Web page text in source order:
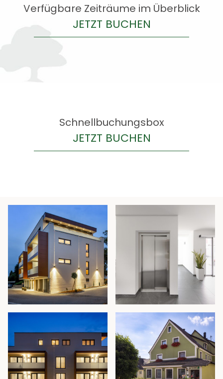
HOTEL
MITTAGSMENÜ
KONTAKT
Verfügbare Zeiträume im Überblick
JETZT BUCHEN
Schnellbuchungsbox
JETZT BUCHEN